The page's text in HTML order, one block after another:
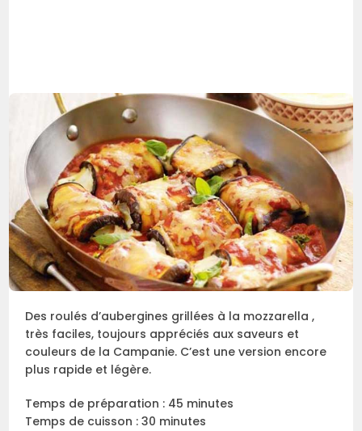
Des roulés d’aubergines grillées à la mozzarella ,
très faciles, toujours appréciés aux saveurs et
couleurs de la Campanie. C’est une version encore
plus rapide et légère.
Temps de préparation : 45 minutes
Temps de cuisson : 30 minutes